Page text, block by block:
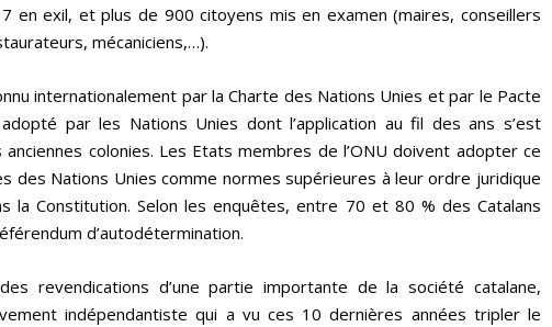
en exil, et plus de 900 citoyens mis en examen (maires, conseillers
mécaniciens,…).
internationalement par la Charte des Nations Unies et par le Pacte
par les Nations Unies dont l’application au fil des ans s’est
colonies. Les Etats membres de l’ONU doivent adopter ce
des Nations Unies comme normes supérieures à leur ordre juridique
la Constitution. Selon les enquêtes, entre 70 et 80 % des Catalans
d’autodétermination.
revendications d’une partie importante de la société catalane,
indépendantiste qui a vu ces 10 dernières années tripler le